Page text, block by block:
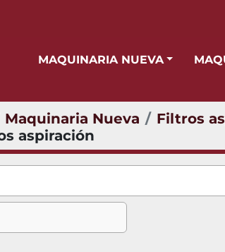
MAQUINARIA NUEVA
Maquinaria Nueva
Filtros
aspiración